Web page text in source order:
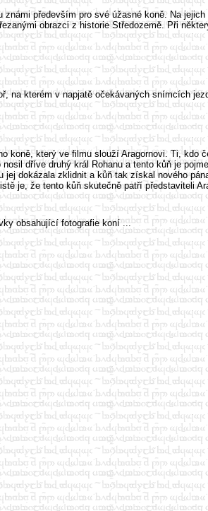
známi především pro své úžasné koně. Na
obrazci z historie Středozemě. Při
na kterém v napjatě očekávaných snímcích
koně, který ve filmu slouží Aragornovi. Ti, kdo
nosil dříve druhý král Rohanu a tento kůň je
jej dokázala zklidnit a kůň tak získal nového
je, že tento kůň skutečně patří představiteli
obsahující fotografie koní ...